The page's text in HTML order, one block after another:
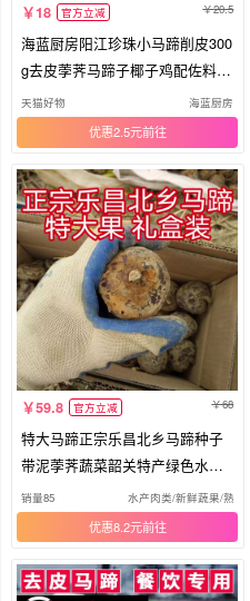
18 官方立减 20.5
海蓝厨房阳江珍珠小马蹄削皮300
g去皮荸荠马蹄子椰子鸡配佐料正
宗
天猫好物 海蓝厨房
优惠2.5元
59.8 官方立减 68
特大马蹄正宗乐昌北乡马蹄种子
带泥荸荠蔬菜韶关特产绿色水果
脆甜
销量85 水产肉类/新鲜蔬果/熟食
优惠8.2元